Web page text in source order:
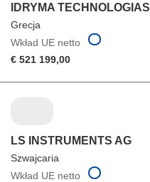
IDRYMA
Grecja
Wkład UE netto
€ 521 199,00
LS INSTRUMENTS AG
Szwajcaria
Wkład UE netto